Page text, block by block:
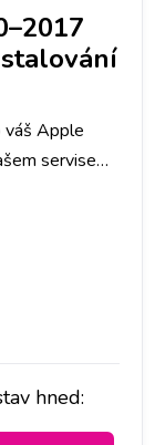
váš Apple
servise
Apple
dílů, tak
Air
Ostravě,
hned: